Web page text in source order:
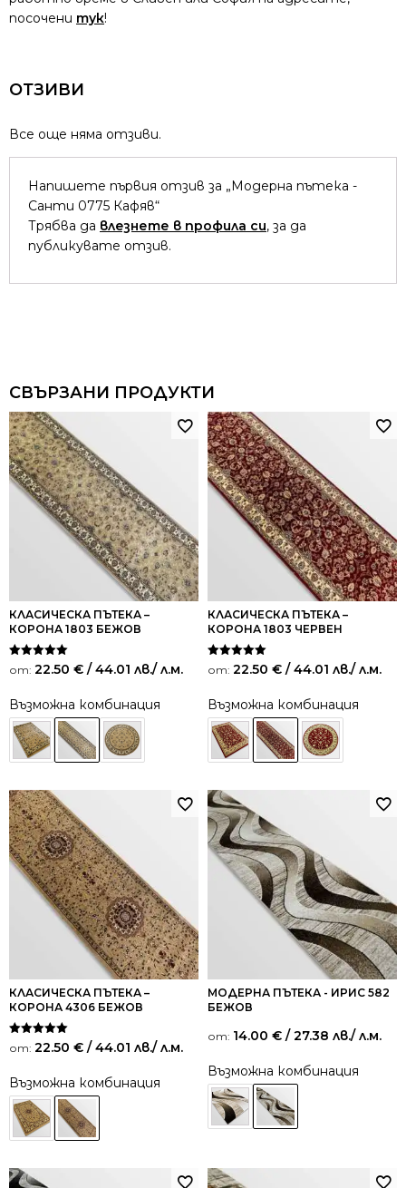
посочени тук!
ОТЗИВИ
Все още няма отзиви.
Напишете първия отзив за „Модерна пътека -
Санти 0775 Кафяв“
Трябва да влезнете в профила си, за да
публикувате отзив.
СВЪРЗАНИ ПРОДУКТИ
КЛАСИЧЕСКА ПЪТЕКА –
КОРОНА 1803 БЕЖОВ
Оценено на
5.00
от: 22.50 € / 44.01 лв./ л.м.
Възможна комбинация
КЛАСИЧЕСКА ПЪТЕКА –
КОРОНА 1803 ЧЕРВЕН
Оценено на
5.00
от: 22.50 € / 44.01 лв./ л.м.
Възможна комбинация
КЛАСИЧЕСКА ПЪТЕКА –
КОРОНА 4306 БЕЖОВ
Оценено на
5.00
от: 22.50 € / 44.01 лв./ л.м.
Възможна комбинация
МОДЕРНА ПЪТЕКА - ИРИС 582
БЕЖОВ
от: 14.00 € / 27.38 лв./ л.м.
Възможна комбинация